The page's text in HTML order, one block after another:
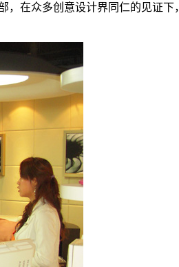
在众多创意设计界同仁的见证